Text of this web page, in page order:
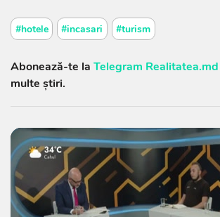
#hotele #incasari #turism
Abonează-te la Telegram Realitatea.md
multe știri.